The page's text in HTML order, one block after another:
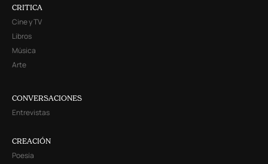
CRITICA
Cine y TV
Libros
Música
Arte
CONVERSACIONES
Entrevistas
CREACIÓN
Poesía